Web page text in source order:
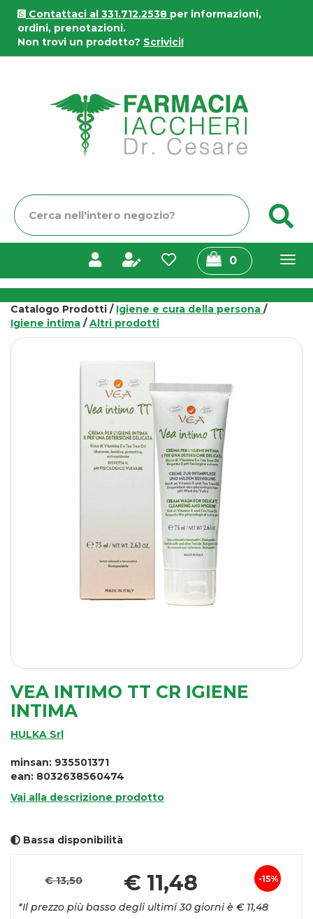
Passa
contenuto
principale
Contattaci al 331.712.2538 per informazioni,
ordini, prenotazioni.
Non trovi un prodotto? Scrivici!
Cerca
Prodotto
0prodotti
inseriti
Catalogo Prodotti / Igiene e cura della persona /
Igiene intima /Altri prodotti
VEA INTIMO TT CR IGIENE
INTIMA
HULKA Srl
minsan: 935501371
ean: 8032638560474
Vai alla descrizione prodotto
Bassa disponibilità
Sconto
15%
€ 13,50 € 11,48
*Il prezzo più basso degli ultimi 30 giorni è € 11,48